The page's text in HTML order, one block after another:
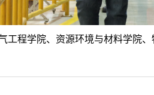
工程学院、资源环境与材料学院